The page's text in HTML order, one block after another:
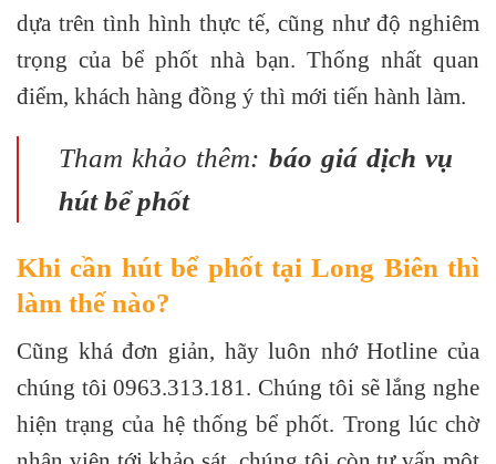
dựa trên tình hình thực tế, cũng như độ nghiêm
trọng của bể phốt nhà bạn. Thống nhất quan
điểm, khách hàng đồng ý thì mới tiến hành làm.
Tham khảo thêm: báo giá dịch vụ
hút bể phốt
Khi cần hút bể phốt tại Long Biên thì
làm thế nào?
Cũng khá đơn giản, hãy luôn nhớ Hotline của
chúng tôi 0963.313.181. Chúng tôi sẽ lắng nghe
hiện trạng của hệ thống bể phốt. Trong lúc chờ